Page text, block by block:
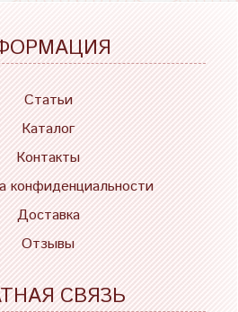
Статьи
Каталог
Контакты
конфиденциальности
Доставка
Отзывы
СВЯЗЬ